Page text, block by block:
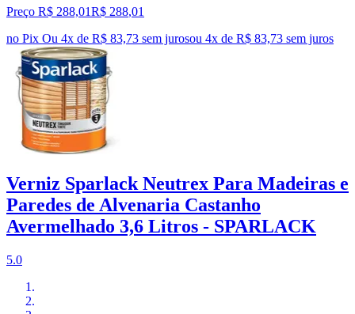
Preço R$ 288,01R$ 288,01
no Pix Ou 4x de R$ 83,73 sem jurosou 4x de R$ 83,73 sem juros
Verniz Sparlack Neutrex Para Madeiras e
Paredes de Alvenaria Castanho
Avermelhado 3,6 Litros - SPARLACK
5.0